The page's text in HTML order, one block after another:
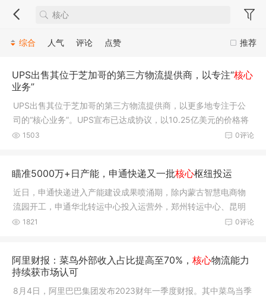
推荐
综合 人气 评论 点赞
UPS出售其位于芝加哥的第三方物流提供商，以专注“核心
业务”
UPS出售其位于芝加哥的第三方物流提供商，以更多地专注于公
司的“核心业务”。UPS宣布已达成协议，以10.25亿美元的价格将
其Coyot
0评论
1503
瞄准5000万+日产能，申通快递又一批核心枢纽投运
近日，申通快递进入产能建设成果喷涌期，除内蒙古智慧电商物
流园开工，申通华北转运中心投入运营外，郑州转运中心、昆明
转运中心、青岛转运中心、沈阳转运中心也迎来搬迁运
0评论
1821
阿里财报：菜鸟外部收入占比提高至70%， 核心物流能力
持续获市场认可
8月4日，阿里巴巴集团发布2023财年一季度财报。其中菜鸟当季